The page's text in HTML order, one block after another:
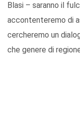
Blasi – saranno il
accontenteremo di
cercheremo un
che genere di